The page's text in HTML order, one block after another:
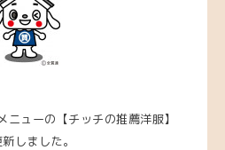
ニューの【チッチの推薦洋服】
しました。